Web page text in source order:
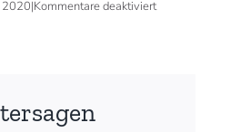
2020|Kommentare deaktiviertfür